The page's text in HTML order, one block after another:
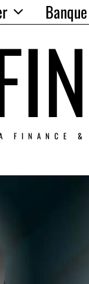
Banque
FINANCE &